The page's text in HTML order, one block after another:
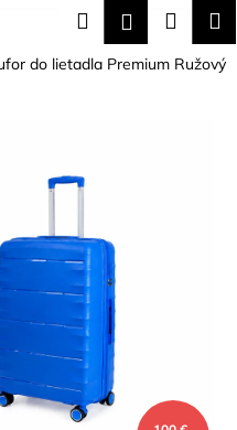
Hľadať
košík
do lietadla Premium Ružový